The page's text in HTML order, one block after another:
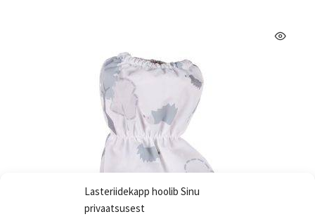
Lasteriidekapp hoolib Sinu
privaatsusest